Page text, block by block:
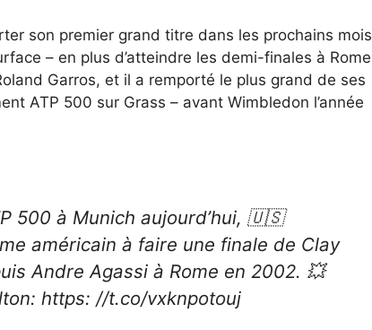
son premier grand titre dans les prochains mois
– en plus d’atteindre les demi-finales à Rome
Garros, et il a remporté le plus grand de ses
ATP 500 sur Grass – avant Wimbledon l’année
500 à Munich aujourd’hui, 🇺🇸
américain à faire une finale de Clay
Andre Agassi à Rome en 2002. 💥
https: //t.co/vxknpotouj